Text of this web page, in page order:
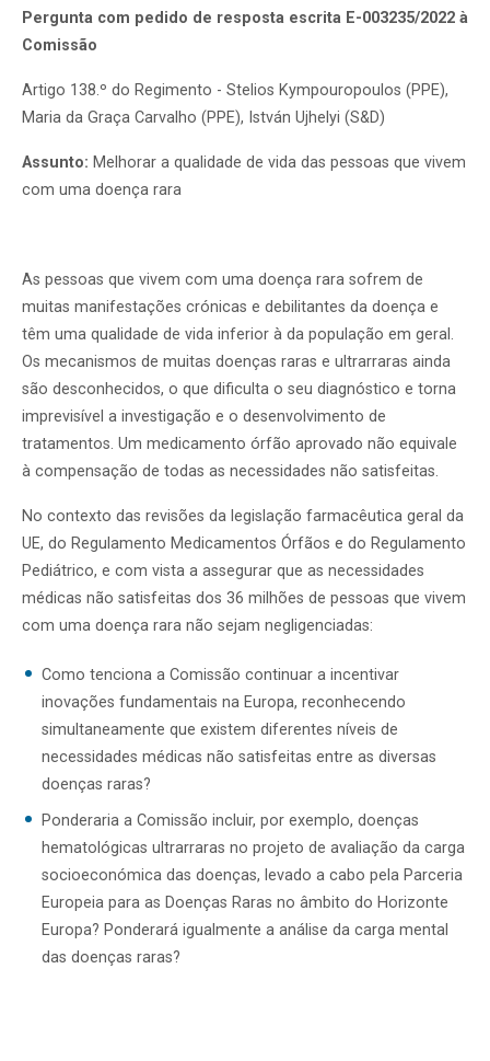
Pergunta com pedido de resposta escrita E-003235/2022 à
Comissão
Artigo 138.º do Regimento - Stelios Kympouropoulos (PPE),
Maria da Graça Carvalho (PPE), István Ujhelyi (S&D)
Assunto: Melhorar a qualidade de vida das pessoas que vivem
com uma doença rara
As pessoas que vivem com uma doença rara sofrem de
muitas manifestações crónicas e debilitantes da doença e
têm uma qualidade de vida inferior à da população em geral.
Os mecanismos de muitas doenças raras e ultrarraras ainda
são desconhecidos, o que dificulta o seu diagnóstico e torna
imprevisível a investigação e o desenvolvimento de
tratamentos. Um medicamento órfão aprovado não equivale
à compensação de todas as necessidades não satisfeitas.
No contexto das revisões da legislação farmacêutica geral da
UE, do Regulamento Medicamentos Órfãos e do Regulamento
Pediátrico, e com vista a assegurar que as necessidades
médicas não satisfeitas dos 36 milhões de pessoas que vivem
com uma doença rara não sejam negligenciadas:
Como tenciona a Comissão continuar a incentivar
inovações fundamentais na Europa, reconhecendo
simultaneamente que existem diferentes níveis de
necessidades médicas não satisfeitas entre as diversas
doenças raras?
Ponderaria a Comissão incluir, por exemplo, doenças
hematológicas ultrarraras no projeto de avaliação da carga
socioeconómica das doenças, levado a cabo pela Parceria
Europeia para as Doenças Raras no âmbito do Horizonte
Europa? Ponderará igualmente a análise da carga mental
das doenças raras?